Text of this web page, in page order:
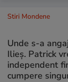
Stiri Mondene
Unde s-a
Ilieș. Patrick
independent
cumpere